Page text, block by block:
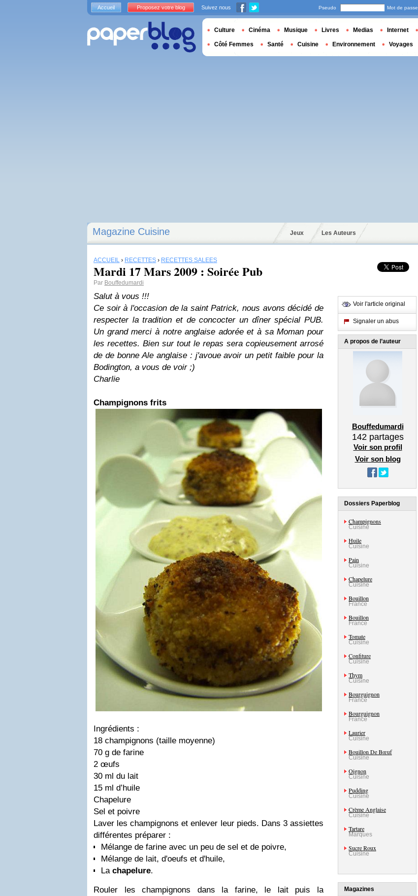
Magazine Cuisine Jeux Les Auteurs
ACCUEIL › RECETTES › RECETTES SALÉES
Mardi 17 Mars 2009 : Soirée Pub
Par Bouffedumardi
Salut à vous !!!
Ce soir à l'occasion de la saint Patrick, nous avons décidé de
respecter la tradition et de concocter un dîner spécial PUB.
Un grand merci à notre anglaise adorée et à sa Moman pour
les recettes. Bien sur tout le repas sera copieusement arrosé
de de bonne Ale anglaise : j'avoue avoir un petit faible pour la
Bodington, a vous de voir ;)
Charlie
Champignons frits
Ingrédients :
18 champignons (taille moyenne)
70 g de farine
2 œufs
30 ml du lait
15 ml d’huile
Chapelure
Sel et poivre
Laver les champignons et enlever leur pieds. Dans 3 assiettes
différentes préparer :
Mélange de farine avec un peu de sel et de poivre,
Mélange de lait, d'oeufs et d'huile,
La chapelure.
Rouler les champignons dans la farine, le lait puis la
Voir l'article original
Signaler un abus
A propos de l’auteur
Bouffedumardi
142partages
Voir son profil
Voir son blog
Dossiers Paperblog
Champignons
Cuisine
Huile
Cuisine
Pain
Cuisine
Chapelure
Cuisine
Bouillon
France
Bouillon
France
Tomate
Cuisine
Confiture
Cuisine
Thym
Cuisine
Bourguignon
France
Bourguignon
France
Laurier
Cuisine
Bouillon De Bœuf
Cuisine
Oignon
Cuisine
Pudding
Cuisine
Crème Anglaise
Cuisine
Tartare
Marques
Sucre Roux
Cuisine
Magazines
Accueil Proposez votre blog Suivez nous Pseudo Mot de passe
Culture Cinéma Musique Livres Medias Internet
Côté Femmes Santé Cuisine Environnement Voyages